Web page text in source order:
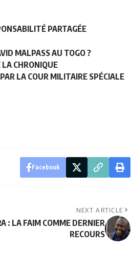
PARTAGÉE
MALPASS AU TOGO ?
LA CHRONIQUE
LA COUR MILITAIRE SPÉCIALE
Facebook
NEXT ARTICLE
: LA FAIM COMME DERNIER
RECOURS